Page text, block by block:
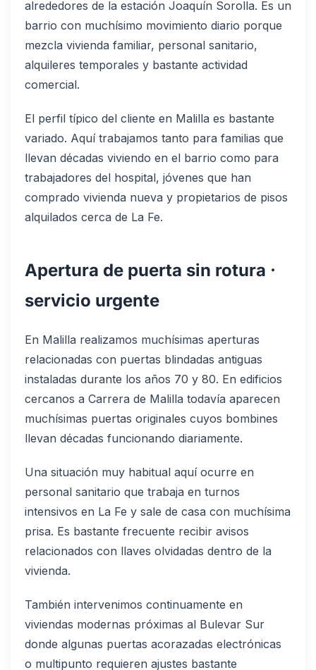
alrededores de la estación Joaquín Sorolla. Es un
barrio con muchísimo movimiento diario porque
mezcla vivienda familiar, personal sanitario,
alquileres temporales y bastante actividad
comercial.
El perfil típico del cliente en Malilla es bastante
variado. Aquí trabajamos tanto para familias que
llevan décadas viviendo en el barrio como para
trabajadores del hospital, jóvenes que han
comprado vivienda nueva y propietarios de pisos
alquilados cerca de La Fe.
Apertura de puerta sin rotura ·
servicio urgente
En Malilla realizamos muchísimas aperturas
relacionadas con puertas blindadas antiguas
instaladas durante los años 70 y 80. En edificios
cercanos a Carrera de Malilla todavía aparecen
muchísimas puertas originales cuyos bombines
llevan décadas funcionando diariamente.
Una situación muy habitual aquí ocurre en
personal sanitario que trabaja en turnos
intensivos en La Fe y sale de casa con muchísima
prisa. Es bastante frecuente recibir avisos
relacionados con llaves olvidadas dentro de la
vivienda.
También intervenimos continuamente en
viviendas modernas próximas al Bulevar Sur
donde algunas puertas acorazadas electrónicas
o multipunto requieren ajustes bastante